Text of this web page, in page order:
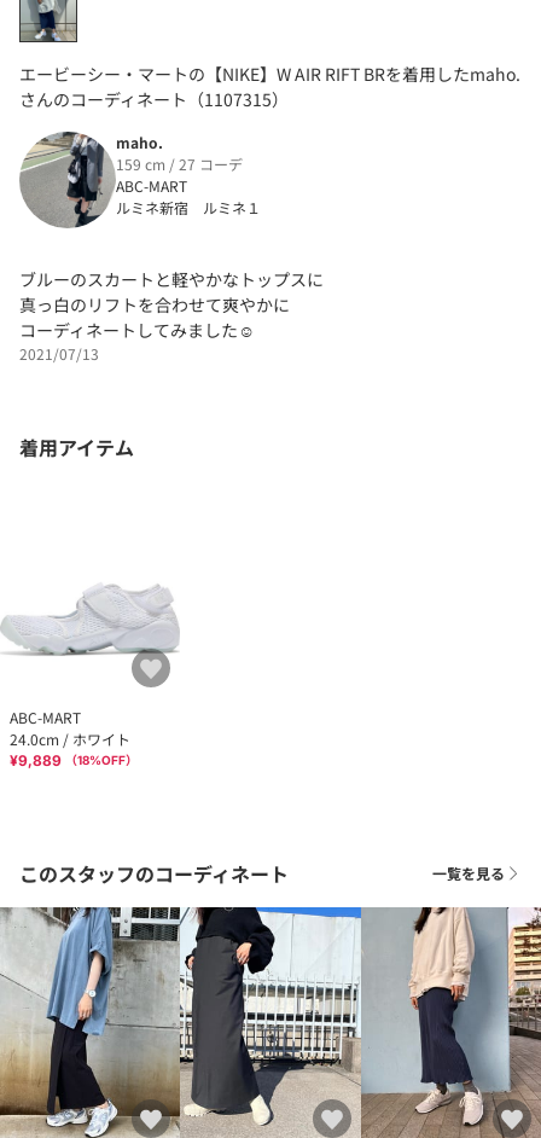
エービーシー・マートの【NIKE】W AIR RIFT BRを着用したmaho.
さんのコーディネート（1107315）
maho.
159 cm / 27 コーデ
ABC-MART
ルミネ新宿 ルミネ１
ブルーのスカートと軽やかなトップスに
真っ白のリフトを合わせて爽やかに
コーディネートしてみました☺︎
2021/07/13
着用アイテム
ABC-MART
24.0cm / ホワイト
¥9,889 （18%OFF）
このスタッフのコーディネート 一覧を見る